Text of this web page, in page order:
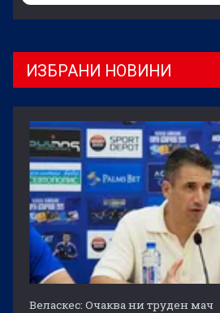
ИЗБРАНИ НОВИНИ
Веласкес: Очаква ни труден мач